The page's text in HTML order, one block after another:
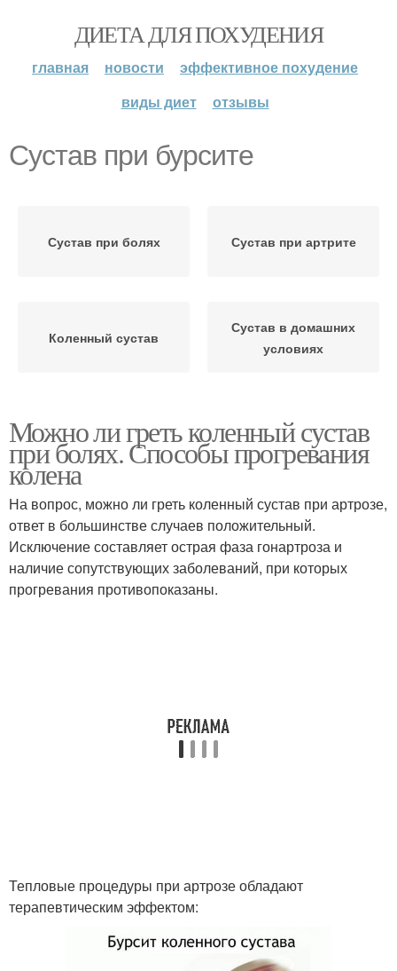
ДИЕТА ДЛЯ ПОХУДЕНИЯ
главная новости
эффективное похудение
виды диет
отзывы
Сустав при бурсите
Сустав при болях Сустав при артрите
Коленный сустав
Сустав в домашних
условиях
Можно ли греть коленный сустав
при болях. Способы прогревания
колена
На вопрос, можно ли греть коленный сустав при артрозе,
ответ в большинстве случаев положительный.
Исключение составляет острая фаза гонартроза и
наличие сопутствующих заболеваний, при которых
прогревания противопоказаны.
Тепловые процедуры при артрозе обладают
терапевтическим эффектом: